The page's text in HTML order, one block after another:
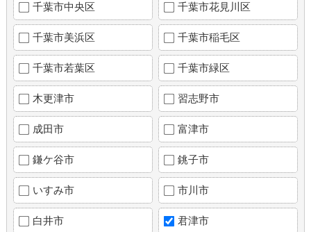
千葉市中央区 千葉市花見川区
千葉市美浜区 千葉市稲毛区
千葉市若葉区 千葉市緑区
木更津市 習志野市
成田市 富津市
鎌ケ谷市 銚子市
いすみ市 市川市
白井市 君津市